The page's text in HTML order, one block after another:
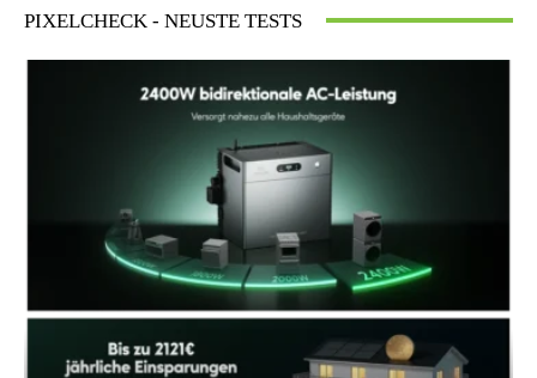
PIXELCHECK - NEUSTE TESTS